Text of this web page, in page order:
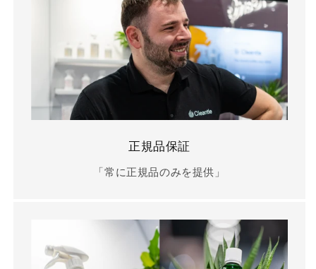
正規品保証
「常に正規品のみを提供」